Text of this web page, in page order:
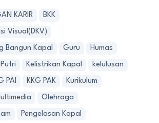
KARIR BKK
Visual(DKV)
Bangun Kapal Guru Humas
Kelistrikan Kapal kelulusan
PAI KKG PAK Kurikulum
Olehraga
Pengelasan Kapal